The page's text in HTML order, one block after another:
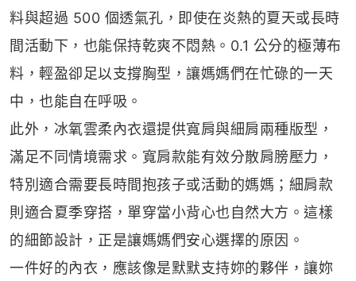
料與超過 500 個透氣孔，即使在炎熱的夏天或長時
間活動下，也能保持乾爽不悶熱。0.1 公分的極薄布
料，輕盈卻足以支撐胸型，讓媽媽們在忙碌的一天
中，也能自在呼吸。
此外，冰氧雲柔內衣還提供寬肩與細肩兩種版型，
滿足不同情境需求。寬肩款能有效分散肩膀壓力，
特別適合需要長時間抱孩子或活動的媽媽；細肩款
則適合夏季穿搭，單穿當小背心也自然大方。這樣
的細節設計，正是讓媽媽們安心選擇的原因。
一件好的內衣，應該像是默默支持妳的夥伴，讓妳